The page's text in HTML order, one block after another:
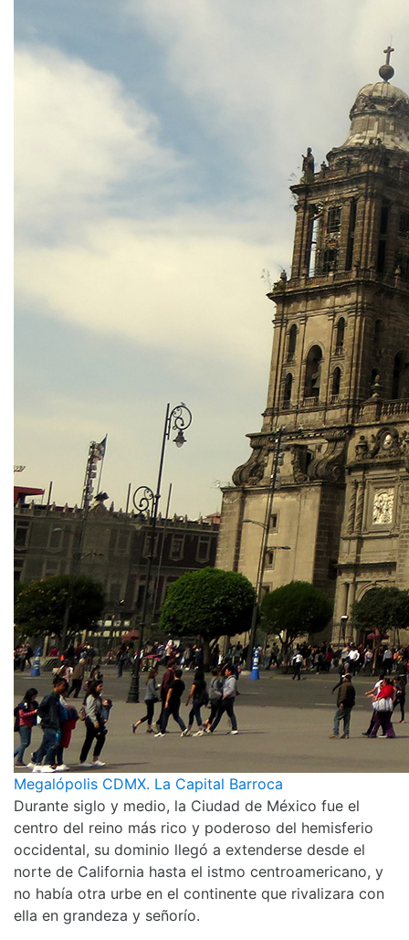
Megalópolis CDMX. La Capital Barroca
Durante siglo y medio, la Ciudad de México fue el
centro del reino más rico y poderoso del hemisferio
occidental, su dominio llegó a extenderse desde el
norte de California hasta el istmo centroamericano, y
no había otra urbe en el continente que rivalizara con
ella en grandeza y señorío.